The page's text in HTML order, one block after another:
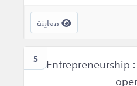
معاينة
5 Entrepreneurship